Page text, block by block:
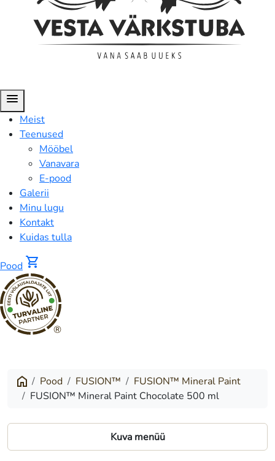
menu
Meist
Teenused
Mööbel
Vanavara
E-pood
Galerii
Minu lugu
Kontakt
Kuidas tulla
Pood shopping_cart
®
Paint
Chocolate
500
ml
Pood FUSION™
FUSION™ Mineral Paint
FUSION™ Mineral Paint Chocolate 500 ml
Kuva menüü